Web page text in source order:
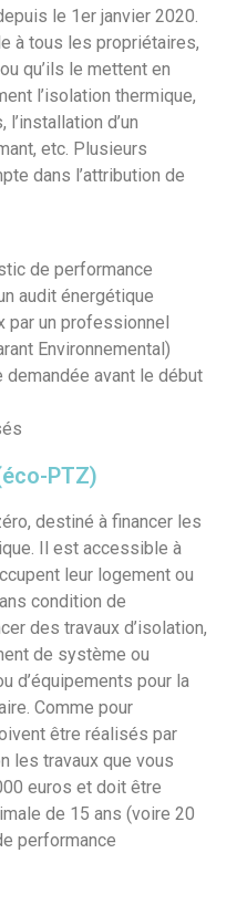
le 1er janvier 2020.
à tous les propriétaires,
qu’ils le mettent en
l’isolation thermique,
d’un
etc. Plusieurs
dans l’attribution de
de performance
audit énergétique
par un professionnel
Environnemental)
demandée avant le début
PTZ)
destiné à financer les
Il est accessible à
leur logement ou
condition de
des travaux d’isolation,
de système ou
d’équipements pour la
Comme pour
être réalisés par
les travaux que vous
euros et doit être
de 15 ans (voire 20
performance